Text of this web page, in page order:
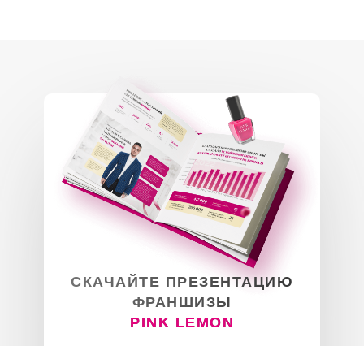
СКАЧАЙТЕ ПРЕЗЕНТАЦИЮ
ФРАНШИЗЫ
PINK LEMON